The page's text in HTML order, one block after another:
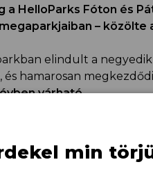
HelloParks Fóton és
– közölte
elindult a negyedik
hamarosan
várható.
BigBox
ipari terület jön
min